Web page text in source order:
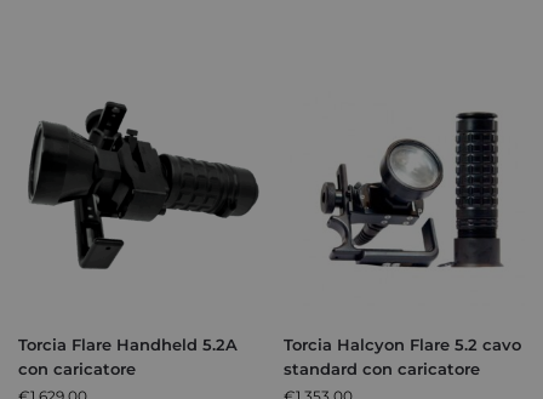
Torcia Flare Handheld 5.2A
con caricatore
Torcia Halcyon Flare 5.2 cavo
standard con caricatore